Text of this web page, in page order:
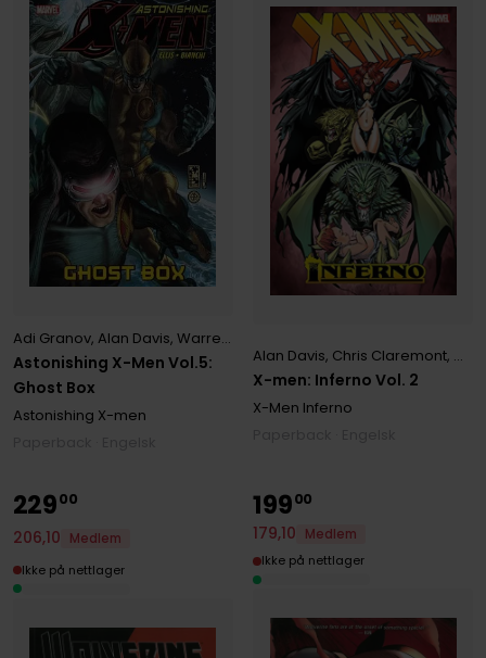
Astonishing X-Men Vol.5:
Ghost Box
Adi Granov, Alan Davis, Warren Ellis
Astonishing X-men
X-men: Inferno Vol. 2
Alan Davis, Chris Claremont,
X-Men Inferno
22900
206,10
Medlem
Ikke på nettlager
19900
179,10
Medlem
Ikke på nettlager